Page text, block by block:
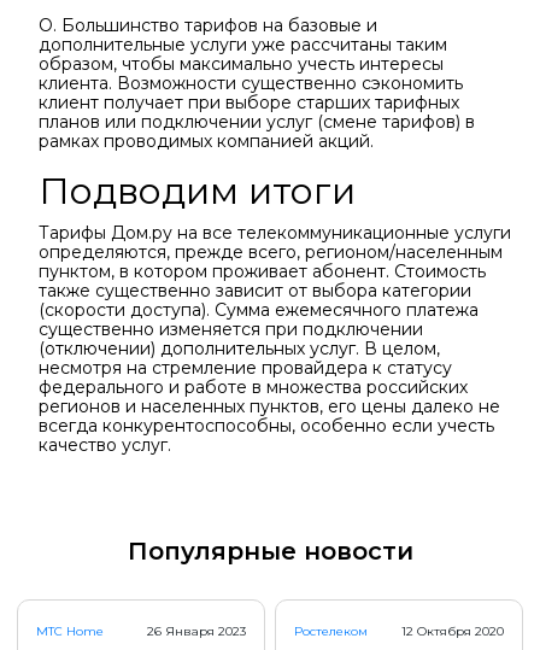
О. Большинство тарифов на базовые и
дополнительные услуги уже рассчитаны таким
образом, чтобы максимально учесть интересы
клиента. Возможности существенно сэкономить
клиент получает при выборе старших тарифных
планов или подключении услуг (смене тарифов) в
рамках проводимых компанией акций.
Подводим итоги
Тарифы Дом.ру на все телекоммуникационные услуги
определяются, прежде всего, регионом/населенным
пунктом, в котором проживает абонент. Стоимость
также существенно зависит от выбора категории
(скорости доступа). Сумма ежемесячного платежа
существенно изменяется при подключении
(отключении) дополнительных услуг. В целом,
несмотря на стремление провайдера к статусу
федерального и работе в множества российских
регионов и населенных пунктов, его цены далеко не
всегда конкурентоспособны, особенно если учесть
качество услуг.
Популярные новости
МТС Home 26 Января 2023 Ростелеком 12 Октября 2020